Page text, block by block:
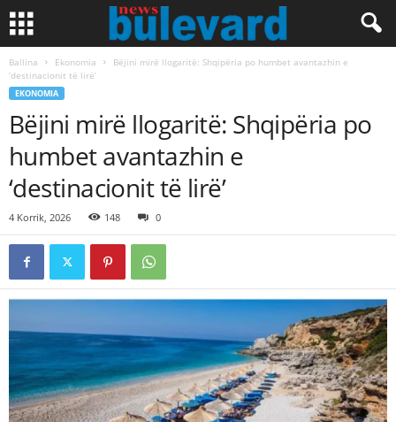
Ballina Ekonomia
Bëjini mirë llogaritë: Shqipëria po humbet avantazhin e
‘destinacionit të lirë’
EKONOMIA
Bëjini mirë llogaritë: Shqipëria po
humbet avantazhin e
‘destinacionit të lirë’
4 Korrik, 2026 148 0